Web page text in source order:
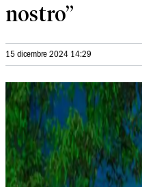
nostro”
15 dicembre 2024 14:29